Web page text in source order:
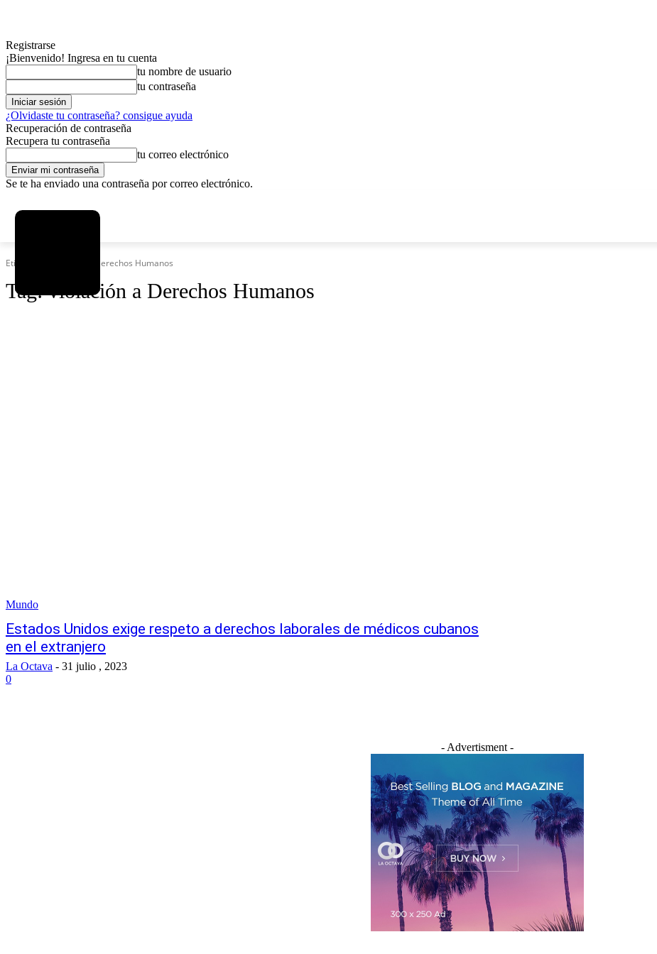
Registrarse
¡Bienvenido! Ingresa en tu cuenta
tu nombre de usuario
tu contraseña
¿Olvidaste tu contraseña? consigue ayuda
Recuperación de contraseña
Recupera tu contraseña
tu correo electrónico
Se te ha enviado una contraseña por correo electrónico.
Etiquetas Violación a Derechos Humanos
Tag:violación a Derechos Humanos
Mundo
Estados Unidos exige respeto a derechos laborales de médicos cubanos
en el extranjero
La Octava - 31 julio , 2023
0
- Advertisment -